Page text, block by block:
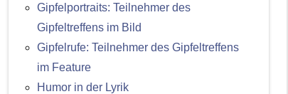
Gipfelportraits: Teilnehmer des
Gipfeltreffens im Bild
Gipfelrufe: Teilnehmer des Gipfeltreffens
im Feature
Humor in der Lyrik